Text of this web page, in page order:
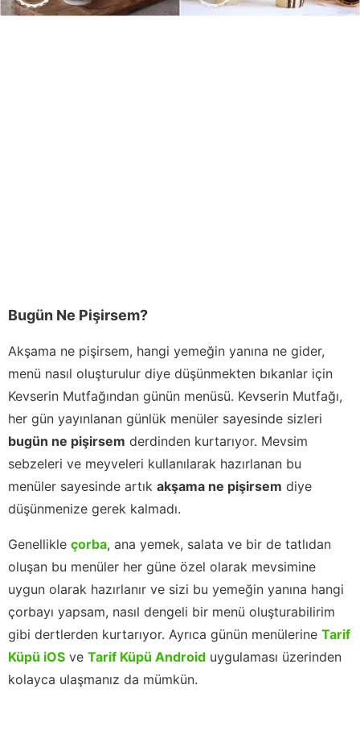
Bugün Ne Pişirsem?
Akşama ne pişirsem, hangi yemeğin yanına ne gider,
menü nasıl oluşturulur diye düşünmekten bıkanlar için
Kevserin Mutfağından günün menüsü. Kevserin Mutfağı,
her gün yayınlanan günlük menüler sayesinde sizleri
bugün ne pişirsem derdinden kurtarıyor. Mevsim
sebzeleri ve meyveleri kullanılarak hazırlanan bu
menüler sayesinde artık akşama ne pişirsem diye
düşünmenize gerek kalmadı.
Genellikle çorba, ana yemek, salata ve bir de tatlıdan
oluşan bu menüler her güne özel olarak mevsimine
uygun olarak hazırlanır ve sizi bu yemeğin yanına hangi
çorbayı yapsam, nasıl dengeli bir menü oluşturabilirim
gibi dertlerden kurtarıyor. Ayrıca günün menülerine Tarif
Küpü iOS ve Tarif Küpü Android uygulaması üzerinden
kolayca ulaşmanız da mümkün.